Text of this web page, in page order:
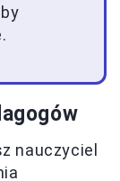
nauczyciel